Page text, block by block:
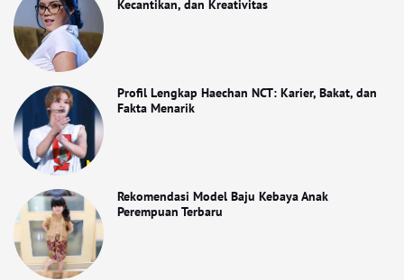
Kecantikan, dan Kreativitas
Profil Lengkap Haechan NCT: Karier, Bakat, dan
Fakta Menarik
Rekomendasi Model Baju Kebaya Anak
Perempuan Terbaru